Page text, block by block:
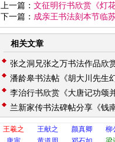
上一篇： 文征明行书欣赏《灯
下一篇： 成亲王书法刻本节临
相关文章
张之洞兄张之万书法作品欣
潘龄皋书法帖《胡大川先生
李治行书欣赏《大唐记功颂
集
兰新家传书法碑帖分享《钱
王羲之 王献之 颜真卿 柳